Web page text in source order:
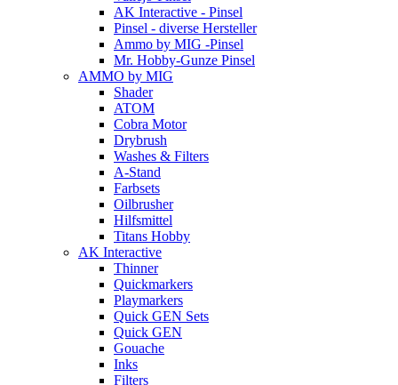
AK Interactive - Pinsel
Pinsel - diverse Hersteller
Ammo by MIG -Pinsel
Mr. Hobby-Gunze Pinsel
AMMO by MIG
Shader
ATOM
Cobra Motor
Drybrush
Washes & Filters
A-Stand
Farbsets
Oilbrusher
Hilfsmittel
Titans Hobby
AK Interactive
Thinner
Quickmarkers
Playmarkers
Quick GEN Sets
Quick GEN
Gouache
Inks
Filters